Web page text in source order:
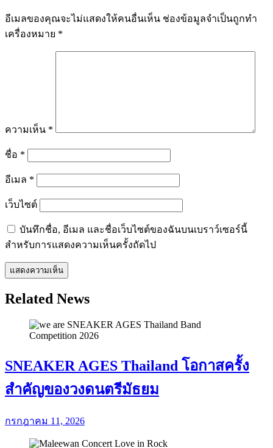
อีเมลของคุณจะไม่แสดงให้คนอื่นเห็น ช่องข้อมูลจำเป็นถูกทำ
เครื่องหมาย *
ความเห็น *
ชื่อ *
อีเมล *
เว็บไซต์
บันทึกชื่อ, อีเมล และชื่อเว็บไซต์ของฉันบนเบราว์เซอร์นี้
สำหรับการแสดงความเห็นครั้งถัดไป
Related News
SNEAKER AGES Thailand โอกาสครั้ง
สำคัญของวงดนตรีมัธยม
กรกฎาคม 11, 2026